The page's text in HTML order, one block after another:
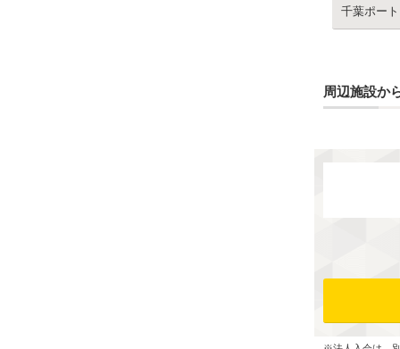
千葉ポー
周辺施設か